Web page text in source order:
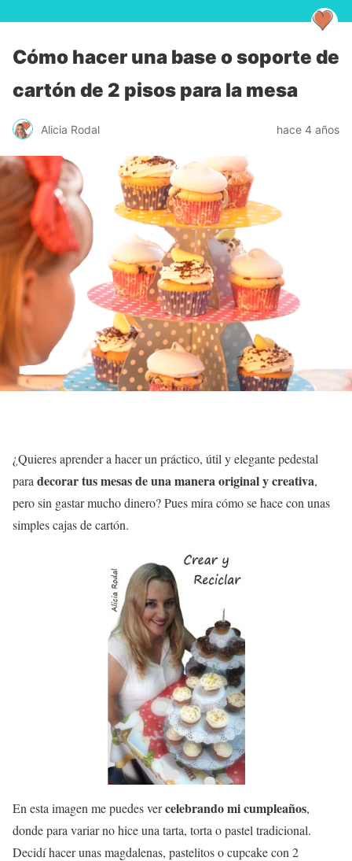
Cómo hacer una base o soporte de
cartón de 2 pisos para la mesa
Alicia Rodal hace 4 años
¿Quieres aprender a hacer un práctico, útil y elegante pedestal
para decorar tus mesas de una manera original y creativa,
pero sin gastar mucho dinero? Pues mira cómo se hace con unas
simples cajas de cartón.
En esta imagen me puedes vercelebrando mi cumpleaños,
donde para variar no hice una tarta, torta o pastel tradicional.
Decidí hacer unas magdalenas, pastelitos o cupcake con 2